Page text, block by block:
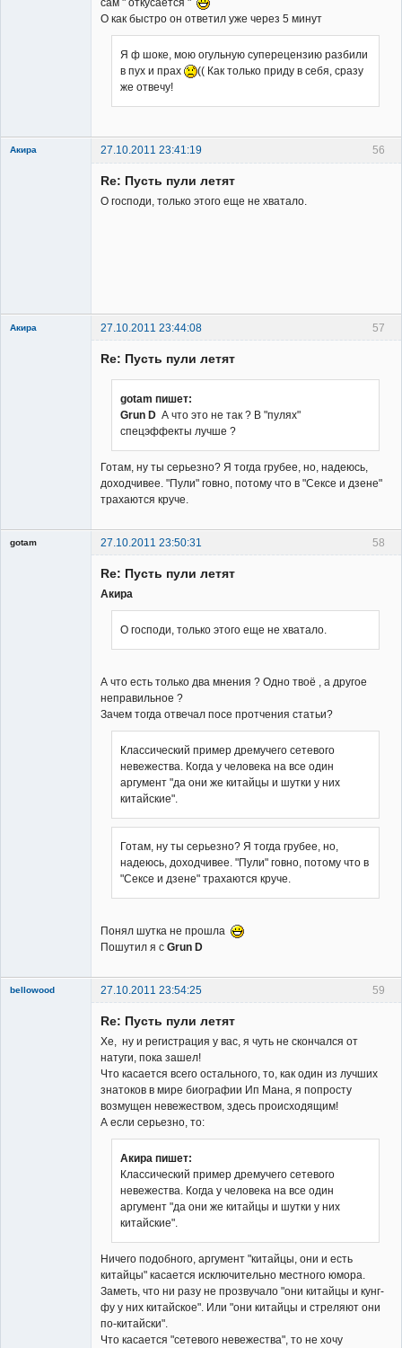
сам " откусается "
О как быстро он ответил уже через 5 минут
Я ф шоке, мою огульную суперецензию разбили
в пух и прах
(( Как только приду в себя, сразу
же отвечу!
56
Акира 27.10.2011 23:41:19
Re: Пусть пули летят
О господи, только этого еще не хватало.
57
Акира 27.10.2011 23:44:08
Re: Пусть пули летят
gotam пишет:
Grun D А что это не так ? В "пулях"
спецэффекты лучше ?
Готам, ну ты серьезно? Я тогда грубее, но, надеюсь,
доходчивее. "Пули" говно, потому что в "Сексе и дзене"
трахаются круче.
58
gotam
27.10.2011 23:50:31
Re: Пусть пули летят
Акира
О господи, только этого еще не хватало.
А что есть только два мнения ? Одно твоё , а другое
неправильное ?
Зачем тогда отвечал посе протчения статьи?
Классический пример дремучего сетевого
невежества. Когда у человека на все один
аргумент "да они же китайцы и шутки у них
китайские".
Готам, ну ты серьезно? Я тогда грубее, но,
надеюсь, доходчивее. "Пули" говно, потому что в
"Сексе и дзене" трахаются круче.
Понял шутка не прошла
Пошутил я с Grun D
59
bellowood
27.10.2011 23:54:25
Re: Пусть пули летят
Хе, ну и регистрация у вас, я чуть не скончался от
натуги, пока зашел!
Что касается всего остального, то, как один из лучших
знатоков в мире биографии Ип Мана, я попросту
возмущен невежеством, здесь происходящим!
А если серьезно, то:
Акира пишет:
Классический пример дремучего сетевого
невежества. Когда у человека на все один
аргумент "да они же китайцы и шутки у них
китайские".
Ничего подобного, аргумент "китайцы, они и есть
китайцы" касается исключительно местного юмора.
Заметь, что ни разу не прозвучало "они китайцы и кунг-
фу у них китайское". Или "они китайцы и стреляют они
по-китайски".
Что касается "сетевого невежества", то не хочу